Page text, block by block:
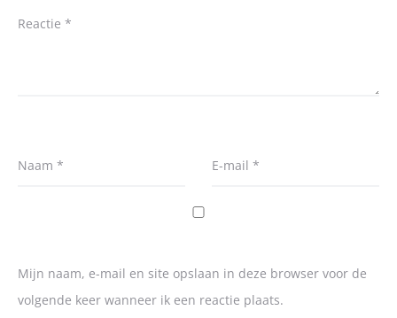
Reactie *
Naam * E-mail *
Mijn naam, e-mail en site opslaan in deze browser voor de
volgende keer wanneer ik een reactie plaats.